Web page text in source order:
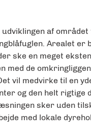
af
Arealet er
ske en meget
med de
vil medvirke til en
og den helt rigtige
sker uden
med lokale